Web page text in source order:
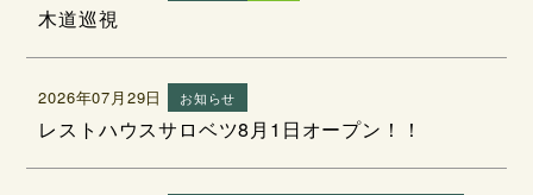
木道巡視
2026年07月29日 お知らせ
レストハウスサロベツ8月1日オープン！！